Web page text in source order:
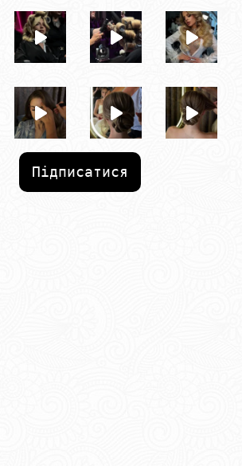
Підписатися